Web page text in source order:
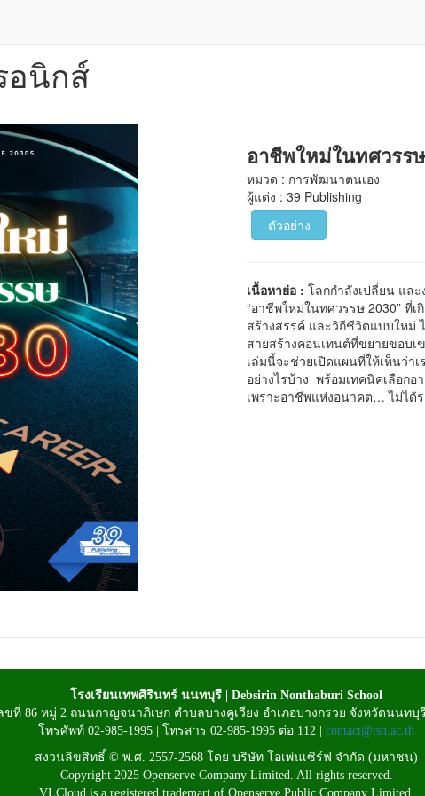
อนิกส์
อาชีพใหม่ในทศวรร
หมวด : การพัฒนาตนเอง
ผู้แต่ง : 39 Publishing
ตัวอย่าง
เนื้อหาย่อ :โลกกำลังเปลี่ยน แล
“อาชีพใหม่ในทศวรรษ 2030” ที่
สร้างสรรค์ และวิถีชีวิตแบบใหม่
สายสร้างคอนเทนต์ที่ขยายขอบเ
เล่มนี้จะช่วยเปิดแผนที่ให้เห็นว่า
อย่างไรบ้าง พร้อมเทคนิคเลือก
เพราะอาชีพแห่งอนาคต… ไม่ได้
โรงเรียนเทพศิรินทร์ นนทบุรี | Debsirin Nonthaburi School
ขที่ 86 หมู่ 2 ถนนกาญจนาภิเษก ตำบลบางคูเวียง อำเภอบางกรวย จังหวัดนนทบุรี
โทรศัพท์ 02-985-1995 | โทรสาร 02-985-1995 ต่อ 112 | contact@tsn.ac.th
สงวนลิขสิทธิ์ © พ.ศ. 2557-2568 โดย บริษัท โอเพ่นเซิร์ฟ จำกัด (มหาชน)
Copyright 2025 Openserve Company Limited. All rights reserved.
VLCloud is a registered trademart of Openserve Public Company Limited.